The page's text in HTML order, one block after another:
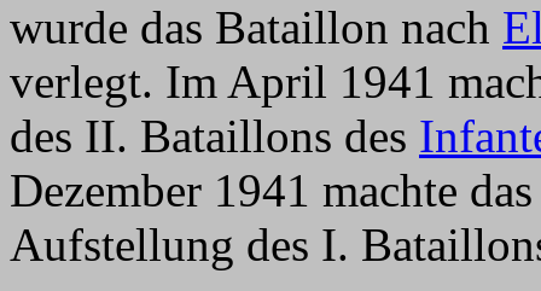
wurde das Bataillon nach
verlegt. Im April 1941
des II. Bataillons des
Dezember 1941 machte
Aufstellung des I.